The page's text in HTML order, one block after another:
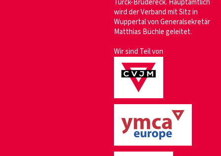
wird der Verband mit Sitz in
Wuppertal von Generalsekretär
Matthias Büchle geleitet.
Wir sind Teil von